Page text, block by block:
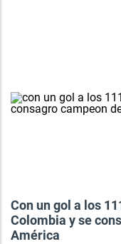
Con un gol a los
Colombia y se
América